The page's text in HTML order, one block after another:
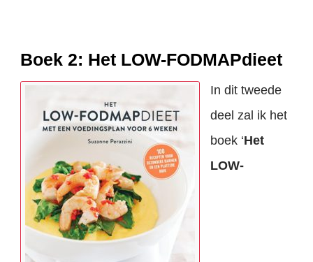
Boek 2: Het LOW-FODMAPdieet
In dit tweede
deel zal ik het
boek ‘Het
LOW-